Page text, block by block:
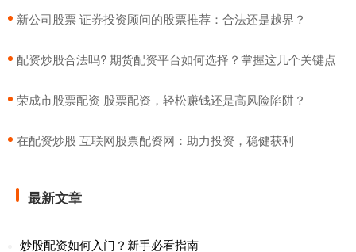
​新公司股票 证券投资顾问的股票推荐：合法还是越界？
​配资炒股合法吗? 期货配资平台如何选择？掌握这几个关键点
​荣成市股票配资 股票配资，轻松赚钱还是高风险陷阱？
​在配资炒股 互联网股票配资网：助力投资，稳健获利
最新文章
炒股配资如何入门？新手必看指南